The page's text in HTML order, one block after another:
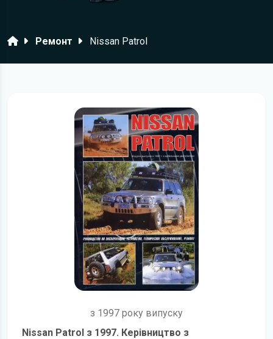
ГоловнаРемонт Nissan Patrol
з 1997 року випуску
Nissan Patrol з 1997. Керівництво з